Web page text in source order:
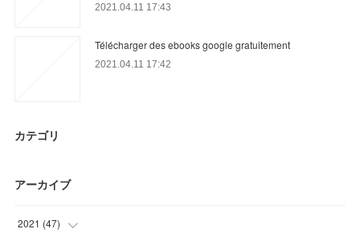
2021.04.11 17:43
Télécharger des ebooks google gratuitement
2021.04.11 17:42
カテゴリ
アーカイブ
2021 (47)